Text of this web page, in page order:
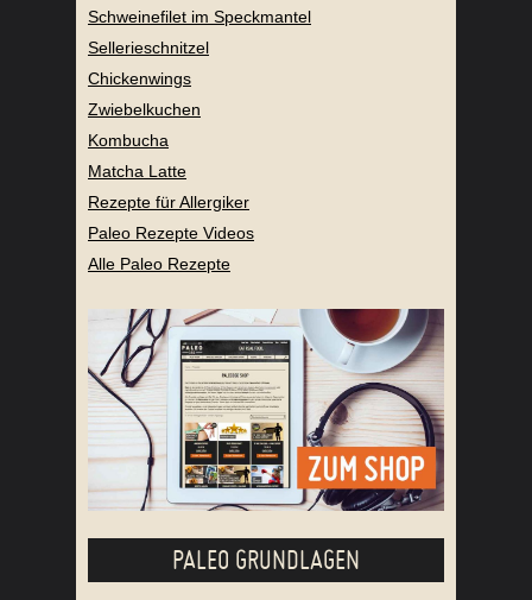
Schweinefilet im Speckmantel
Sellerieschnitzel
Chickenwings
Zwiebelkuchen
Kombucha
Matcha Latte
Rezepte für Allergiker
Paleo Rezepte Videos
Alle Paleo Rezepte
PALEO GRUNDLAGEN